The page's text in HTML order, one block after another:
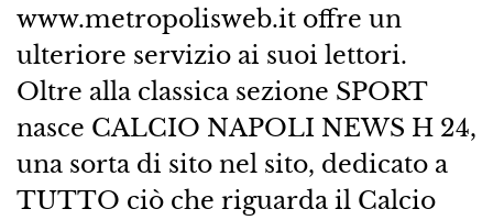
www.metropolisweb.it offre un
ulteriore servizio ai suoi lettori.
Oltre alla classica sezione SPORT
nasce CALCIO NAPOLI NEWS H 24,
una sorta di sito nel sito, dedicato a
TUTTO ciò che riguarda il Calcio